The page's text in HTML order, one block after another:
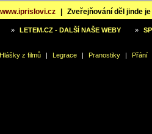
www.iprislovi.cz Zveřejňování děl jinde
» LETEM.CZ - DALŠÍ NAŠE WEBY »
Hlášky z filmů | Legrace | Pranostiky | Přání